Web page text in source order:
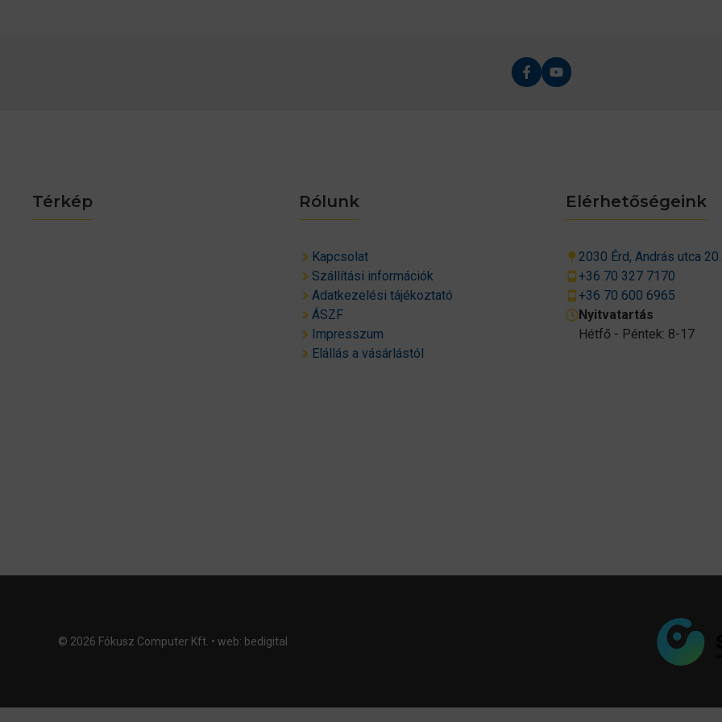
Térkép Rólunk
Kapcsolat
Szállítási információk
Adatkezelési tájékoztató
ÁSZF
Impresszum
Elállás a vásárlástól
Elérhetőségeink
2030 Érd, András utca 20.
+36 70 327 7170
+36 70 600 6965
Nyitvatartás
Hétfő - Péntek: 8-17
© 2026 Fókusz Computer Kft. • web: bedigital